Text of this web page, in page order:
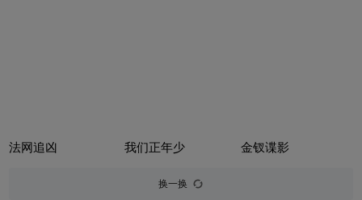
法网追凶 我们正年少 金钗谍影
换一换